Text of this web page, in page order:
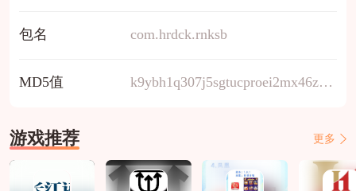
包名 com.hrdck.rnksb
MD5值 k9ybh1q307j5sgtucproei2mx46zv8wf
游戏推荐 更多